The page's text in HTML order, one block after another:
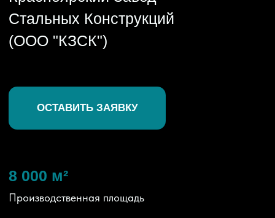
Объем выпуска готовой продукции
500 т/месяц
ОСТАВИТЬ ЗАЯВКУ